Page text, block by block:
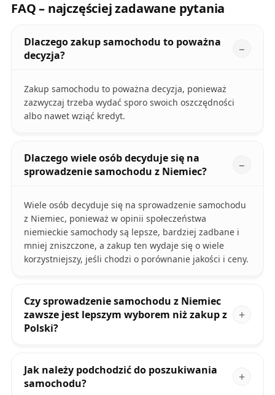
FAQ – najczęściej zadawane pytania
Dlaczego zakup samochodu to poważna
decyzja?
Zakup samochodu to poważna decyzja, ponieważ
zazwyczaj trzeba wydać sporo swoich oszczędności
albo nawet wziąć kredyt.
Dlaczego wiele osób decyduje się na
sprowadzenie samochodu z Niemiec?
Wiele osób decyduje się na sprowadzenie samochodu
z Niemiec, ponieważ w opinii społeczeństwa
niemieckie samochody są lepsze, bardziej zadbane i
mniej zniszczone, a zakup ten wydaje się o wiele
korzystniejszy, jeśli chodzi o porównanie jakości i ceny.
Czy sprowadzenie samochodu z Niemiec
zawsze jest lepszym wyborem niż zakup z
Polski?
Jak należy podchodzić do poszukiwania
samochodu?